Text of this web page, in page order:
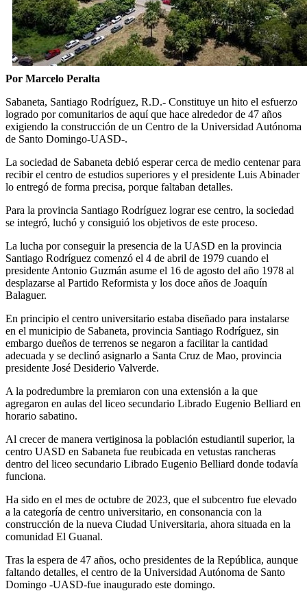
Por Marcelo Peralta
Sabaneta, Santiago Rodríguez, R.D.- Constituye un hito el esfuerzo
logrado por comunitarios de aquí que hace alrededor de 47 años
exigiendo la construcción de un Centro de la Universidad Autónoma
de Santo Domingo-UASD-.
La sociedad de Sabaneta debió esperar cerca de medio centenar para
recibir el centro de estudios superiores y el presidente Luis Abinader
lo entregó de forma precisa, porque faltaban detalles.
Para la provincia Santiago Rodríguez lograr ese centro, la sociedad
se integró, luchó y consiguió los objetivos de este proceso.
La lucha por conseguir la presencia de la UASD en la provincia
Santiago Rodríguez comenzó el 4 de abril de 1979 cuando el
presidente Antonio Guzmán asume el 16 de agosto del año 1978 al
desplazarse al Partido Reformista y los doce años de Joaquín
Balaguer.
En principio el centro universitario estaba diseñado para instalarse
en el municipio de Sabaneta, provincia Santiago Rodríguez, sin
embargo dueños de terrenos se negaron a facilitar la cantidad
adecuada y se declinó asignarlo a Santa Cruz de Mao, provincia
presidente José Desiderio Valverde.
A la podredumbre la premiaron con una extensión a la que
agregaron en aulas del liceo secundario Librado Eugenio Belliard en
horario sabatino.
Al crecer de manera vertiginosa la población estudiantil superior, la
centro UASD en Sabaneta fue reubicada en vetustas rancheras
dentro del liceo secundario Librado Eugenio Belliard donde todavía
funciona.
Ha sido en el mes de octubre de 2023, que el subcentro fue elevado
a la categoría de centro universitario, en consonancia con la
construcción de la nueva Ciudad Universitaria, ahora situada en la
comunidad El Guanal.
Tras la espera de 47 años, ocho presidentes de la República, aunque
faltando detalles, el centro de la Universidad Autónoma de Santo
Domingo -UASD-fue inaugurado este domingo.